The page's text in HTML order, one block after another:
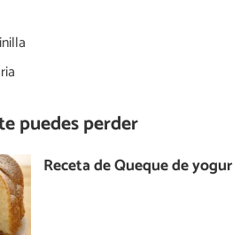
puedes perder
Receta de Queque de yogur